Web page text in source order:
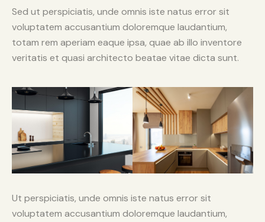
Sed ut perspiciatis, unde omnis iste natus error sit
voluptatem accusantium doloremque laudantium,
totam rem aperiam eaque ipsa, quae ab illo inventore
veritatis et quasi architecto beatae vitae dicta sunt.
Ut perspiciatis, unde omnis iste natus error sit
voluptatem accusantium doloremque laudantium,